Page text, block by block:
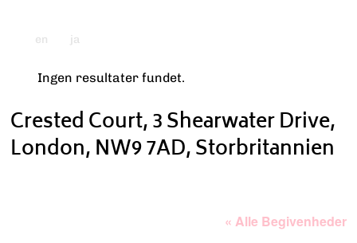
en ja
Bemærk
Ingen resultater fundet.
Crested Court, 3 Shearwater Drive,
London, NW9 7AD, Storbritannien
« Alle Begivenheder